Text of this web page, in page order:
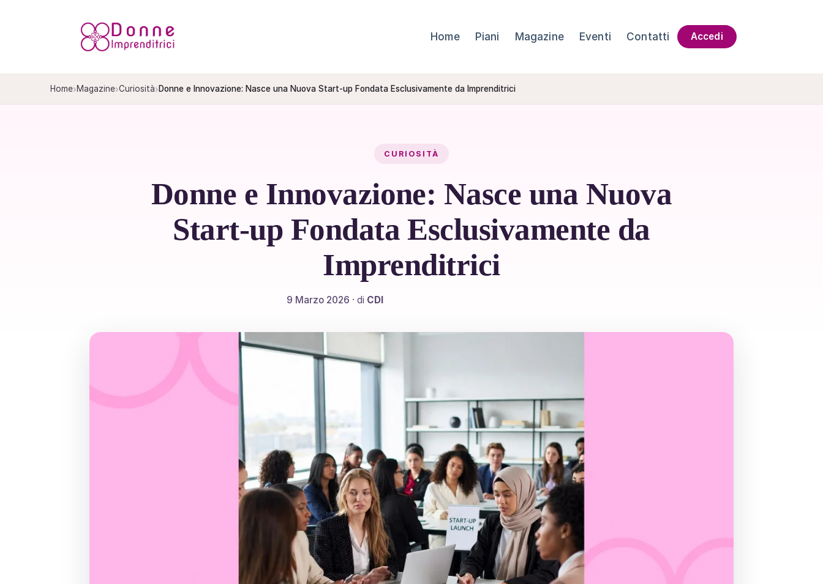
Home Piani Magazine Eventi Contatti Accedi
Home›Magazine›Curiosità›Donne e Innovazione: Nasce una Nuova Start-up Fondata Esclusivamente da Imprenditrici
CURIOSITÀ
Donne e Innovazione: Nasce una Nuova
Start-up Fondata Esclusivamente da
Imprenditrici
9 Marzo 2026 · di CDI